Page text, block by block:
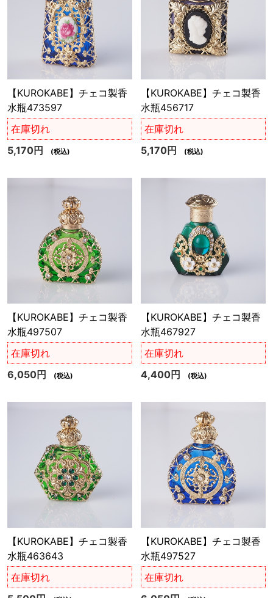
【KUROKABE】チェコ製香
水瓶473597
在庫切れ
5,170円
(税込)
【KUROKABE】チェコ製香
水瓶456717
在庫切れ
5,170円
(税込)
【KUROKABE】チェコ製香
水瓶497507
在庫切れ
6,050円
(税込)
【KUROKABE】チェコ製香
水瓶467927
在庫切れ
4,400円
(税込)
【KUROKABE】チェコ製香
水瓶463643
在庫切れ
【KUROKABE】チェコ製香
水瓶497527
在庫切れ